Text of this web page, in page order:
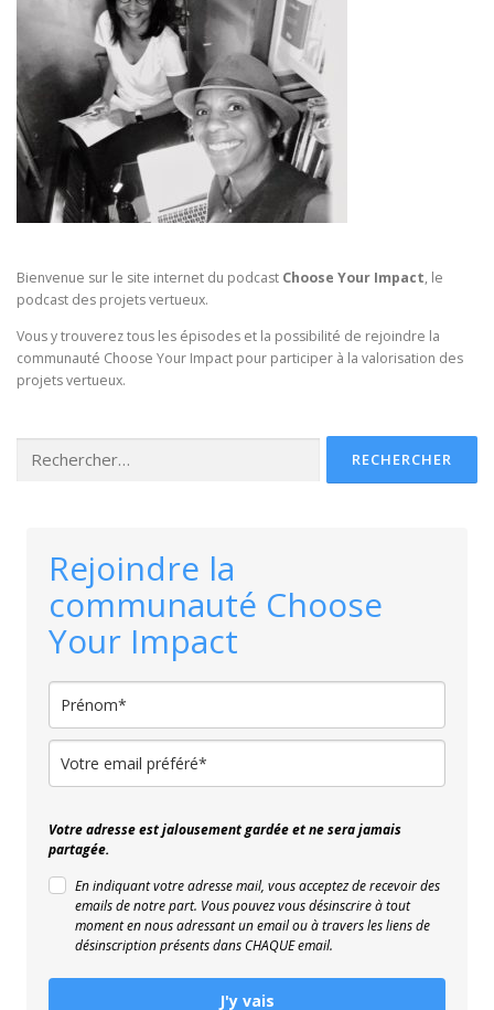
Bienvenue sur le site internet du podcast Choose Your Impact, le
podcast des projets vertueux.
Vous y trouverez tous les épisodes et la possibilité de rejoindre la
communauté Choose Your Impact pour participer à la valorisation des
projets vertueux.
Rejoindre la
communauté Choose
Your Impact
Votre adresse est jalousement gardée et ne sera jamais
partagée.
En indiquant votre adresse mail, vous acceptez de recevoir des
emails de notre part. Vous pouvez vous désinscrire à tout
moment en nous adressant un email ou à travers les liens de
désinscription présents dans CHAQUE email.
J'y vais